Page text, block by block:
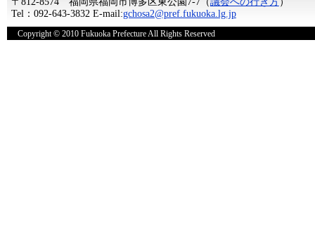
Tel：092-643-3832 E-mail:gchosa2@pref.fukuoka.lg.jp
Copyright © 2010 Fukuoka Prefecture All Rights Reserved